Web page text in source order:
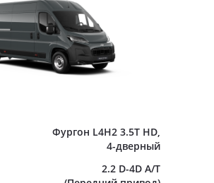
Фургон L4H2 3.5T HD,
4-дверный
2.2 D-4D A/T